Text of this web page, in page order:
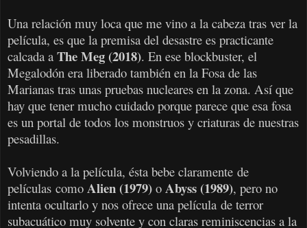
Una relación muy loca que me vino a la cabeza tras ver la
película, es que la premisa del desastre es practicante
calcada a The Meg (2018). En ese blockbuster, el
Megalodón era liberado también en la Fosa de las
Marianas tras unas pruebas nucleares en la zona. Así que
hay que tener mucho cuidado porque parece que esa fosa
es un portal de todos los monstruos y criaturas de nuestras
pesadillas.
Volviendo a la película, ésta bebe claramente de
películas como Alien (1979) o Abyss (1989), pero no
intenta ocultarlo y nos ofrece una película de terror
subacuático muy solvente y con claras reminiscencias a la